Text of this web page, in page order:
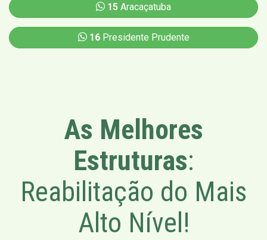
15 Aracaçatuba
16Presidente Prudente
As Melhores
Estruturas:
Reabilitação do Mais
Alto Nível!